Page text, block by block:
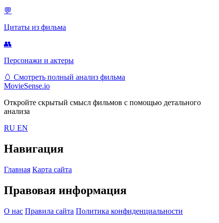
💬
Цитаты из фильма
👥
Персонажи и актеры
🥚 Смотреть полный анализ фильма
MovieSense.io
Откройте скрытый смысл фильмов с помощью детального
анализа
RU EN
Навигация
Главная Карта сайта
Правовая информация
О нас Правила сайта Политика конфиденциальности